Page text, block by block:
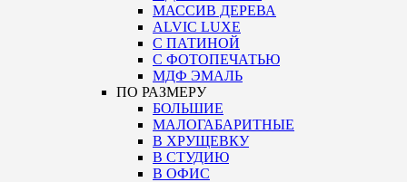
МАССИВ ДЕРЕВА
ALVIC LUXE
С ПАТИНОЙ
С ФОТОПЕЧАТЬЮ
МДФ ЭМАЛЬ
ПО РАЗМЕРУ
БОЛЬШИЕ
МАЛОГАБАРИТНЫЕ
В ХРУЩЕВКУ
В СТУДИЮ
В ОФИС